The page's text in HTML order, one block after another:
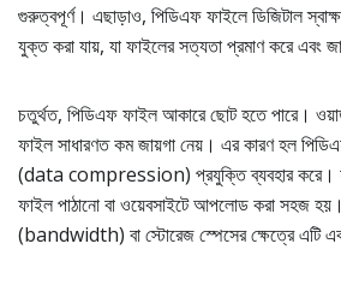
গুরুত্বপূর্ণ। এছাড়াও, পিডিএফ ফাইলে ডিজিটাল
যুক্ত করা যায়, যা ফাইলের সত্যতা প্রমাণ করে এবং
চতুর্থত, পিডিএফ ফাইল আকারে ছোট হতে পারে।
ফাইল সাধারণত কম জায়গা নেয়। এর কারণ হল
(data compression) প্রযুক্তি ব্যবহার করে।
ফাইল পাঠানো বা ওয়েবসাইটে আপলোড করা সহজ
(bandwidth) বা স্টোরেজ স্পেসের ক্ষেত্রে এটি